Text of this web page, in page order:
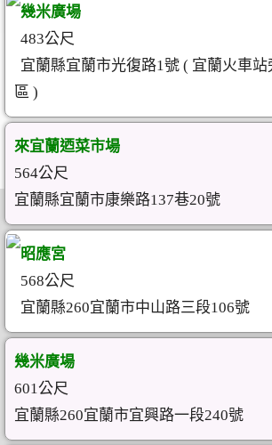
幾米廣場
483公尺
宜蘭縣宜蘭市光復路1號 ( 宜蘭火車
區 )
來宜蘭迺菜市場
564公尺
宜蘭縣宜蘭市康樂路137巷20號
昭應宮
568公尺
宜蘭縣260宜蘭市中山路三段106號
幾米廣場
601公尺
宜蘭縣260宜蘭市宜興路一段240號